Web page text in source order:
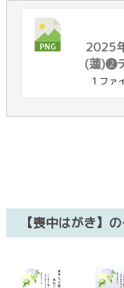
2025
(蓮)❷
1 ファ
【喪中はがき】